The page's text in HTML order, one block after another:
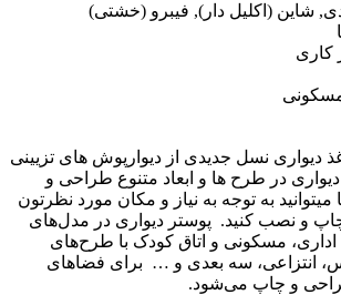
شاین (اکلیل دار), فیبرو (خشتی)
کاری
دیواری نسل جدیدی از دیوارپوش های تزیینی
در طرح ها و ابعاد متنوع طراحی و
به توجه به نیاز و مکان مورد نظرتون
و نصب کنید. پوستر دیواری در مدل‌های
مسکونی و اتاق کودک با طرح‌های
انتزاعی، سه بعدی و … برای فضاهای
و چاپ می‌شود.